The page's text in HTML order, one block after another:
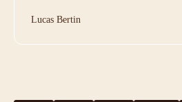
Lucas Bertin